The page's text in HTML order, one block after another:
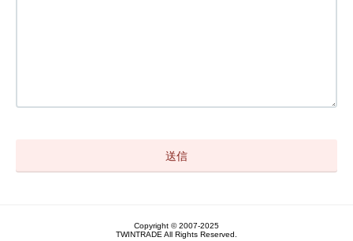
Copyright © 2007-2025
TWINTRADE All Rights Reserved.